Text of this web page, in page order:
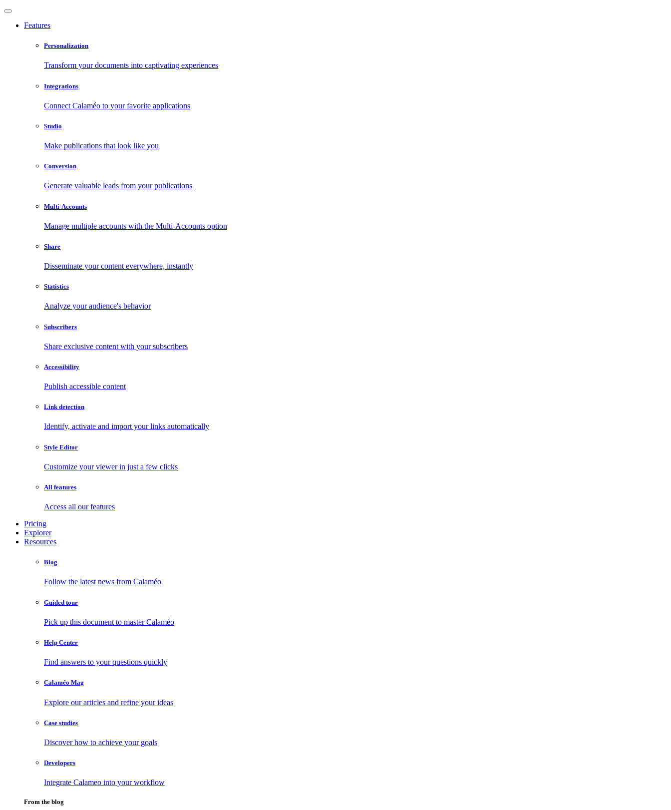
Features
Personalization
Transform your documents into captivating experiences
Integrations
Connect Calaméo to your favorite applications
Studio
Make publications that look like you
Conversion
Generate valuable leads from your publications
Multi-Accounts
Manage multiple accounts with the Multi-Accounts option
Share
Disseminate your content everywhere, instantly
Statistics
Analyze your audience's behavior
Subscribers
Share exclusive content with your subscribers
Accessibility
Publish accessible content
Link detection
Identify, activate and import your links automatically
Style Editor
Customize your viewer in just a few clicks
All features
Access all our features
Pricing
Explorer
Resources
Blog
Follow the latest news from Calaméo
Guided tour
Pick up this document to master Calaméo
Help Center
Find answers to your questions quickly
Calaméo Mag
Explore our articles and refine your ideas
Case studies
Discover how to achieve your goals
Developers
Integrate Calameo into your workflow
From the blog